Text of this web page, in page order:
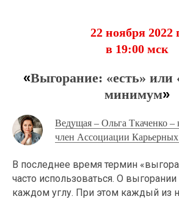
22 ноября 2022
в 19:00 мск
«Выгорание: «есть» или
минимум»
Ведущая – Ольга Ткаченко –
член Ассоциации
В последнее время термин
часто использоваться. О выгорании
каждом углу. При этом каждый из